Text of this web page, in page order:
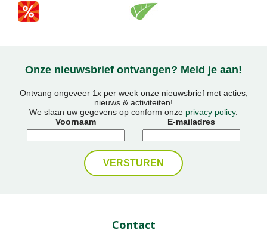
Onze nieuwsbrief ontvangen? Meld je aan!
Ontvang ongeveer 1x per week onze nieuwsbrief met acties,
nieuws & activiteiten!
We slaan uw gegevens op conform onze privacy policy.
Voornaam
E-mailadres
Contact